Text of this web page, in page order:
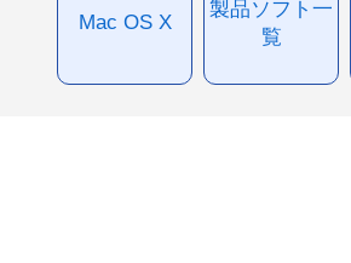
Mac OS X
製品ソフト一
覧